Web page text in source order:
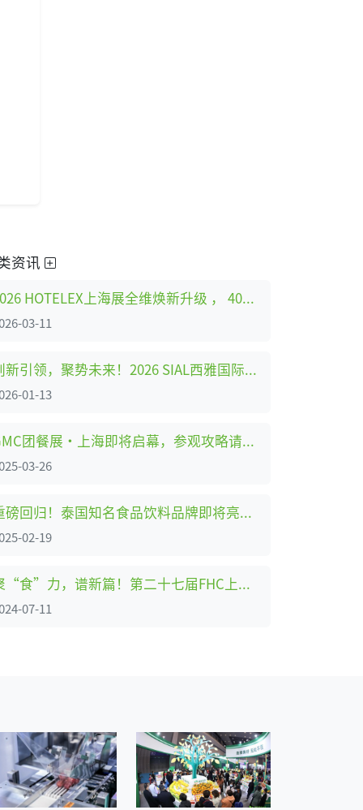
资讯
2026 HOTELEX上海展全维焕新升级 ， 40万㎡酒店及餐饮业全球盛宴3月再启
03-11
创新引领，聚势未来！2026 SIAL西雅国际食品展（上海）报名参观通道正式开启
01-13
GMC团餐展·上海即将启幕，参观攻略请查收！4月10-12日，上海世博展览馆见
03-26
重磅回归！泰国知名食品饮料品牌即将亮相SIAL西雅国际食品展上海
02-19
聚“食”力，谱新篇！第二十七届FHC上海环球食品展暨第二十五届FHC中国国际烹饪艺术比赛发布会成功召开！
07-11